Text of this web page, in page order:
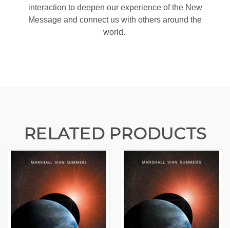
interaction to deepen our experience of the New
Message and connect us with others around the
world.
RELATED PRODUCTS